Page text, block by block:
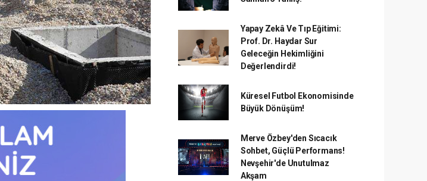
Yapay Zekâ Ve Tıp Eğitimi:
Prof. Dr. Haydar Sur
Geleceğin Hekimliğini
Değerlendirdi!
Küresel Futbol Ekonomisinde
Büyük Dönüşüm!
Merve Özbey'den Sıcacık
Sohbet, Güçlü Performans!
Nevşehir'de Unutulmaz
Akşam